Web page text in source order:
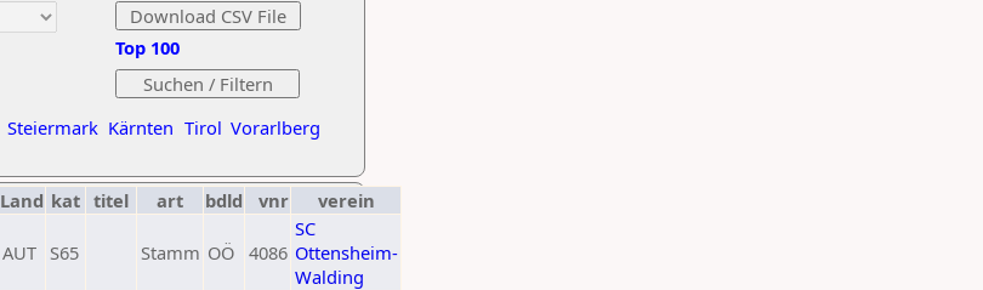
Steiermark Kärnten Tirol Vorarlberg
Top 100
Land kat titel art bdld vnr verein
AUT S65 Stamm OÖ 4086
SC
Ottensheim-
Walding